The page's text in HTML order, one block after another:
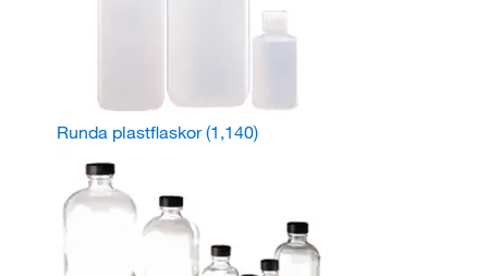
Runda plastflaskor(1,140)